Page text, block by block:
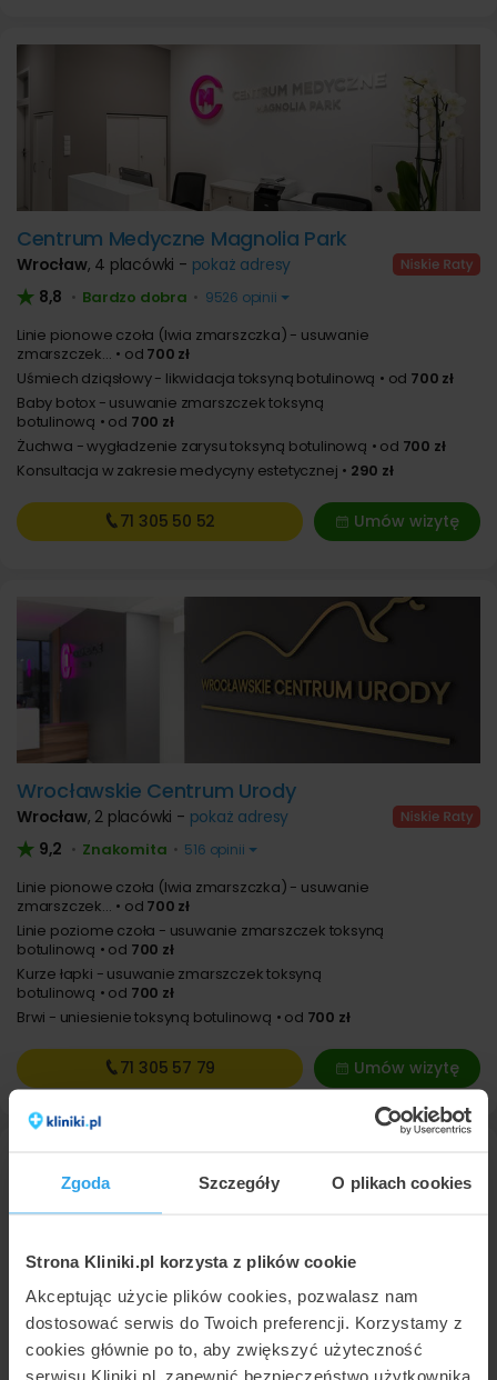
Zgoda Szczegóły O plikach cookies
Strona Kliniki.pl korzysta z plików cookie
Akceptując użycie plików cookies, pozwalasz nam
dostosować serwis do Twoich preferencji. Korzystamy z
cookies głównie po to, aby zwiększyć użyteczność
serwisu Kliniki.pl, zapewnić bezpieczeństwo użytkownika
Centrum Medyczne Magnolia Park
Wrocław, 4 placówki - pokaż adresy
8,8 • Bardzo dobra • 9526 opinii
Linie pionowe czoła (lwia zmarszczka) - usuwanie
zmarszczek...
od 700 zł
Uśmiech dziąsłowy - likwidacja toksyną botulinową
od 700 zł
Baby botox - usuwanie zmarszczek toksyną
botulinową
od 700 zł
Żuchwa - wygładzenie zarysu toksyną botulinową
od 700 zł
Konsultacja w zakresie medycyny estetycznej
290 zł
Umów wizytę
71 305 50 52
Wrocławskie Centrum Urody
Wrocław, 2 placówki - pokaż adresy
9,2 • Znakomita • 516 opinii
Linie pionowe czoła (lwia zmarszczka) - usuwanie
zmarszczek...
od 700 zł
Linie poziome czoła - usuwanie zmarszczek toksyną
botulinową
od 700 zł
Kurze łapki - usuwanie zmarszczek toksyną
botulinową
od 700 zł
Brwi - uniesienie toksyną botulinową
od 700 zł
Umów wizytę
71 305 57 79
Doctorpro Wrocław
,ul. Gen. Jana Henryka Dąbrowskiego 40